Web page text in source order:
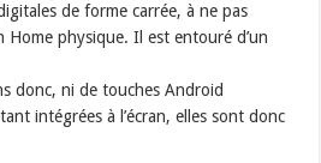
de forme carrée, à ne pas
physique. Il est entouré d’un
donc, ni de touches Android
intégrées à l’écran, elles sont donc